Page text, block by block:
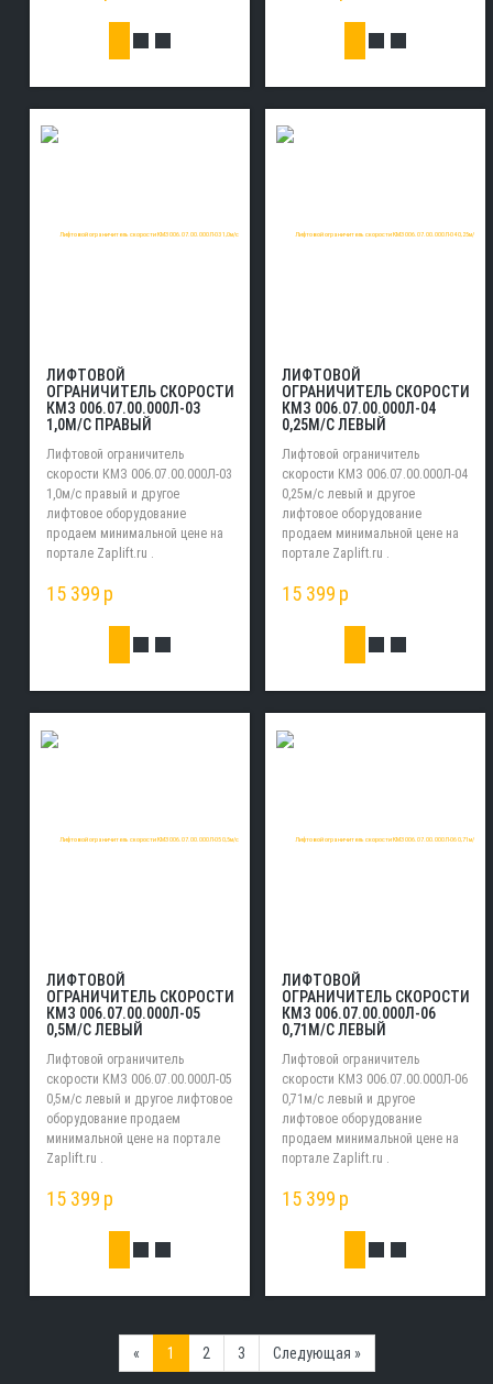
ЛИФТОВОЙ
ОГРАНИЧИТЕЛЬ СКОРОСТИ
КМЗ 006.07.00.000Л-03
1,0М/С ПРАВЫЙ
Лифтовой ограничитель
скорости КМЗ 006.07.00.000Л-03
1,0м/с правый и другое
лифтовое оборудование
продаем минимальной цене на
портале Zaplift.ru .
15 399 p
ЛИФТОВОЙ
ОГРАНИЧИТЕЛЬ СКОРОСТИ
КМЗ 006.07.00.000Л-04
0,25М/С ЛЕВЫЙ
Лифтовой ограничитель
скорости КМЗ 006.07.00.000Л-04
0,25м/с левый и другое
лифтовое оборудование
продаем минимальной цене на
портале Zaplift.ru .
15 399 p
ЛИФТОВОЙ
ОГРАНИЧИТЕЛЬ СКОРОСТИ
КМЗ 006.07.00.000Л-05
0,5М/С ЛЕВЫЙ
Лифтовой ограничитель
скорости КМЗ 006.07.00.000Л-05
0,5м/с левый и другое лифтовое
оборудование продаем
минимальной цене на портале
Zaplift.ru .
15 399 p
ЛИФТОВОЙ
ОГРАНИЧИТЕЛЬ СКОРОСТИ
КМЗ 006.07.00.000Л-06
0,71М/С ЛЕВЫЙ
Лифтовой ограничитель
скорости КМЗ 006.07.00.000Л-06
0,71м/с левый и другое
лифтовое оборудование
продаем минимальной цене на
портале Zaplift.ru .
15 399 p
«Previous
1 2 3 Следующая »Next